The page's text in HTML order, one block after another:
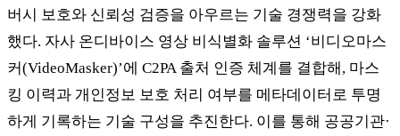
버시 보호와 신뢰성 검증을 아우르는 기술 경쟁력을 강화
했다. 자사 온디바이스 영상 비식별화 솔루션 ‘비디오마스
커(VideoMasker)’에 C2PA 출처 인증 체계를 결합해, 마스
킹 이력과 개인정보 보호 처리 여부를 메타데이터로 투명
하게 기록하는 기술 구성을 추진한다. 이를 통해 공공기관·